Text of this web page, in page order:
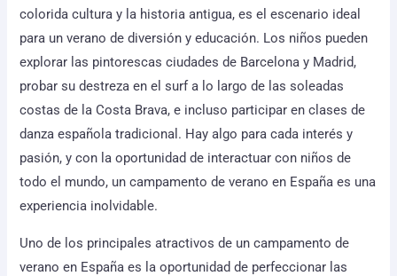
colorida cultura y la historia antigua, es el escenario ideal
para un verano de diversión y educación. Los niños pueden
explorar las pintorescas ciudades de Barcelona y Madrid,
probar su destreza en el surf a lo largo de las soleadas
costas de la Costa Brava, e incluso participar en clases de
danza española tradicional. Hay algo para cada interés y
pasión, y con la oportunidad de interactuar con niños de
todo el mundo, un campamento de verano en España es una
experiencia inolvidable.
Uno de los principales atractivos de un campamento de
verano en España es la oportunidad de perfeccionar las